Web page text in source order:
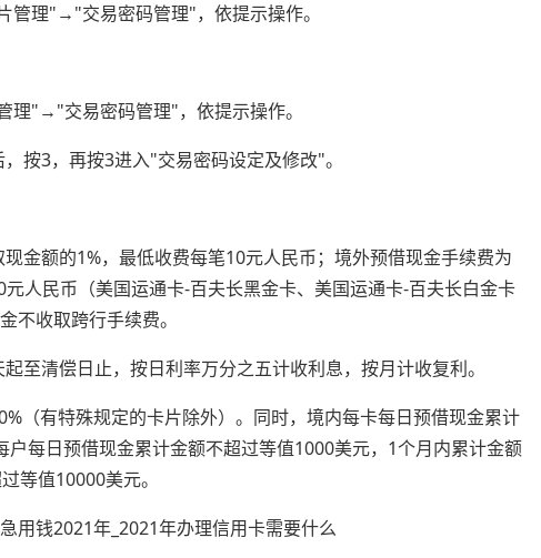
管理"→"交易密码管理"，依提示操作。
理"→"交易密码管理"，依提示操作。
按3，再按3进入"交易密码设定及修改"。
金额的1%，最低收费每笔10元人民币；境外预借现金手续费为
人民币（美国运通卡-百夫长黑金卡、美国运通卡-百夫长白金卡
不收取跨行手续费。
至清偿日止，按日利率万分之五计收利息，按月计收复利。
（有特殊规定的卡片除外）。同时，境内每卡每日预借现金累计
每日预借现金累计金额不超过等值1000美元，1个月内累计金额
等值10000美元。